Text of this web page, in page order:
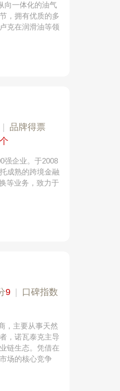
向一体化的油气
，拥有优质的多
克在润滑油等领
品牌得票
强企业。于2008
成熟的跨境金融
等业务，致力于
9
口碑指数
，主要从事天然
，诺瓦泰克主导
链生态。凭借在
场的核心竞争